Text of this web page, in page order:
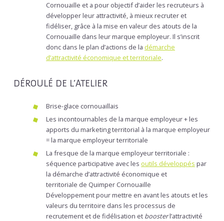
Cornouaille et a pour objectif d’aider les recruteurs à
développer leur attractivité, à mieux recruter et
fidéliser, grâce à la mise en valeur des atouts de la
Cornouaille dans leur marque employeur. Il s’inscrit
donc dans le plan d’actions de la démarche
d’attractivité économique et territoriale.
DÉROULÉ DE L’ATELIER
Brise-glace cornouaillais
Les incontournables de la marque employeur + les
apports du marketing territorial à la marque employeur
= la marque employeur territoriale
La fresque de la marque employeur territoriale :
séquence participative avec les outils développés par
la démarche d’attractivité économique et
territoriale de Quimper Cornouaille
Développement pour mettre en avant les atouts et les
valeurs du territoire dans les processus de
recrutement et de fidélisation et boosterl’attractivité